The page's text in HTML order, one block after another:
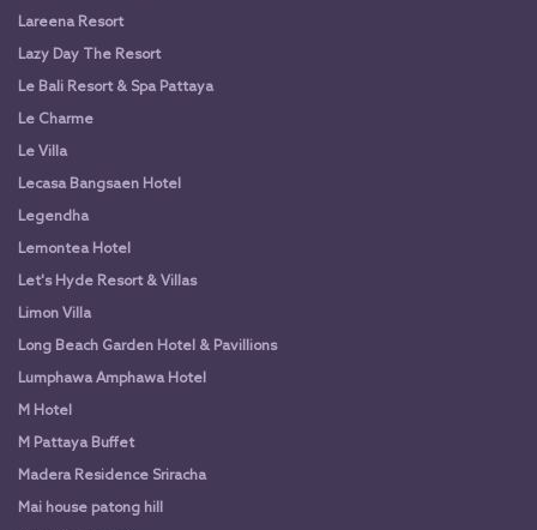
Lareena Resort
Lazy Day The Resort
Le Bali Resort & Spa Pattaya
Le Charme
Le Villa
Lecasa Bangsaen Hotel
Legendha
Lemontea Hotel
Let's Hyde Resort & Villas
Limon Villa
Long Beach Garden Hotel & Pavillions
Lumphawa Amphawa Hotel
M Hotel
M Pattaya Buffet
Madera Residence Sriracha
Mai house patong hill